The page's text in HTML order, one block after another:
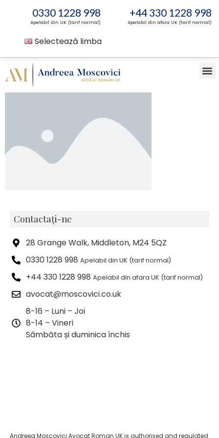
0330 1228 998
Apelabil din UK (tarif normal)
+44 330 1228 998
Apelabil din afara UK (tarif normal)
Selectează limba
Contactați-ne
28 Grange Walk, Middleton, M24 5QZ
0330 1228 998 Apelabil din UK (tarif normal)
+44 330 1228 998 Apelabil din afara UK (tarif normal)
avocat@moscovici.co.uk
8-16 – Luni – Joi
8-14 – Vineri
Sâmbăta și duminica închis
Andreea Moscovici Avocat Roman UK is authorised and regulated